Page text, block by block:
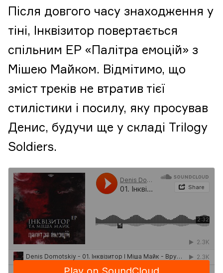
Після довгого часу знаходження у
тіні, Інквізитор повертається
спільним ЕР «Палітра емоцій» з
Мішею Майком. Відмітимо, що
зміст треків не втратив тієї
стилістики і посилу, яку просував
Денис, будучи ще у складі Trilogy
Soldiers.